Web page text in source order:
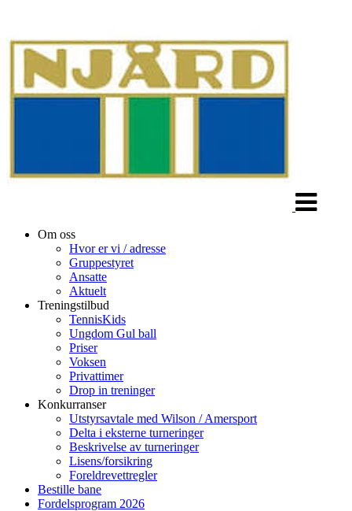
Om oss
Hvor er vi / adresse
Gruppestyret
Ansatte
Aktuelt
Treningstilbud
TennisKids
Ungdom Gul ball
Priser
Voksen
Privattimer
Drop in treninger
Konkurranser
Utstyrsavtale med Wilson / Amersport
Delta i eksterne turneringer
Beskrivelse av turneringer
Lisens/forsikring
Foreldrevettregler
Bestille bane
Fordelsprogram 2026